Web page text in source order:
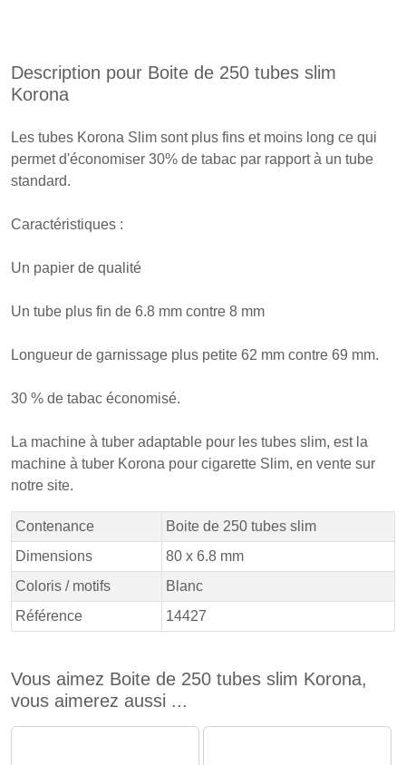
Description pour Boite de 250 tubes slim
Korona
Les tubes Korona Slim sont plus fins et moins long ce qui
permet d'économiser 30% de tabac par rapport à un tube
standard.
Caractéristiques :
Un papier de qualité
Un tube plus fin de 6.8 mm contre 8 mm
Longueur de garnissage plus petite 62 mm contre 69 mm.
30 % de tabac économisé.
La machine à tuber adaptable pour les tubes slim, est la
machine à tuber Korona pour cigarette Slim, en vente sur
notre site.
Contenance
Boite de 250 tubes slim
Dimensions
80 x 6.8 mm
Coloris / motifs
Blanc
Référence
14427
Vous aimez Boite de 250 tubes slim Korona,
vous aimerez aussi ...